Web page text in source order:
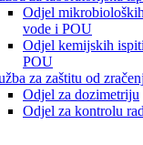
Odjel
vode i POU
Odjel kemijskih
POU
za zaštitu od
Odjel za dozimetriju
Odjel za kontrolu